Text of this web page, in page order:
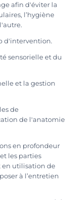
afin d'éviter la
l’hygiène
d'intervention.
sensorielle et du
et la gestion
de
de l'anatomie
en profondeur
les parties
en utilisation de
à l’entretien